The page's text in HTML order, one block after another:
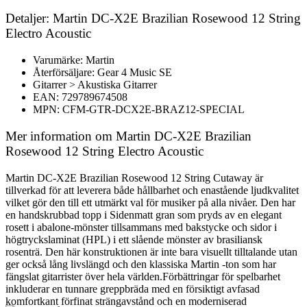
Detaljer: Martin DC-X2E Brazilian Rosewood 12 String
Electro Acoustic
Varumärke: Martin
Återförsäljare: Gear 4 Music SE
Gitarrer > Akustiska Gitarrer
EAN: 729789674508
MPN: CFM-GTR-DCX2E-BRAZ12-SPECIAL
Mer information om Martin DC-X2E Brazilian
Rosewood 12 String Electro Acoustic
Martin DC-X2E Brazilian Rosewood 12 String Cutaway är
tillverkad för att leverera både hållbarhet och enastående ljudkvalitet
vilket gör den till ett utmärkt val för musiker på alla nivåer. Den har
en handskrubbad topp i Sidenmatt gran som pryds av en elegant
rosett i abalone-mönster tillsammans med bakstycke och sidor i
högtryckslaminat (HPL) i ett slående mönster av brasiliansk
rosenträ. Den här konstruktionen är inte bara visuellt tilltalande utan
ger också lång livslängd och den klassiska Martin -ton som har
fängslat gitarrister över hela världen.Förbättringar för spelbarhet
inkluderar en tunnare greppbräda med en försiktigt avfasad
komfortkant förfinat strängavstånd och en moderniserad